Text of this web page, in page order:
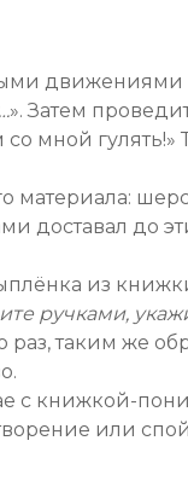
». Затем
мной гулять!»
материала:
доставал до
из
ручками,
раз, таким же
с книжкой-
или